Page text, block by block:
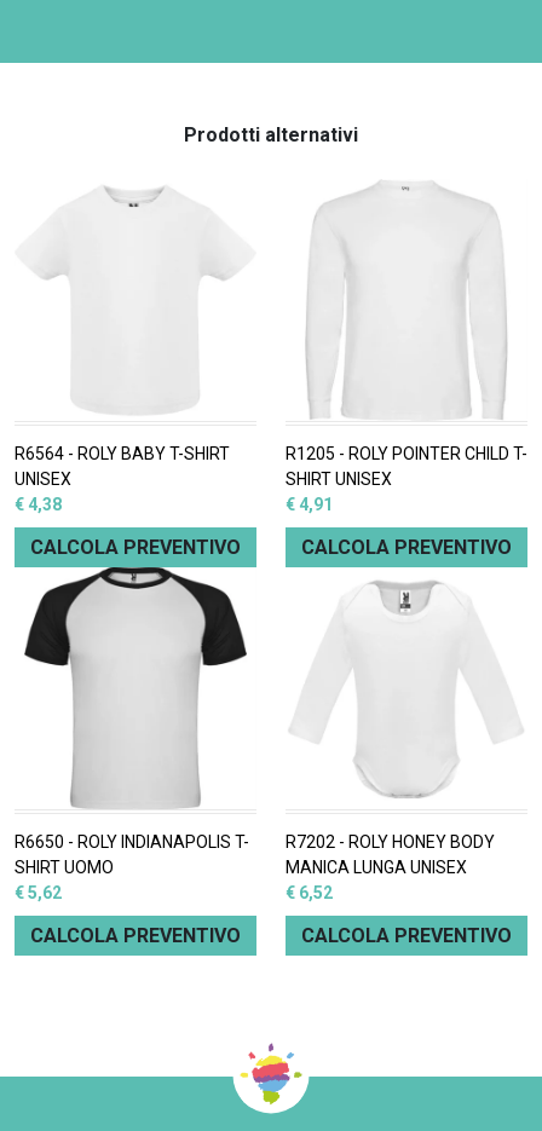
Prodotti alternativi
R6564 - ROLY BABY T-SHIRT
UNISEX
€ 4,38
CALCOLA PREVENTIVO
R1205 - ROLY POINTER CHILD T-
SHIRT UNISEX
€ 4,91
CALCOLA PREVENTIVO
R6650 - ROLY INDIANAPOLIS T-
SHIRT UOMO
€ 5,62
CALCOLA PREVENTIVO
R7202 - ROLY HONEY BODY
MANICA LUNGA UNISEX
€ 6,52
CALCOLA PREVENTIVO